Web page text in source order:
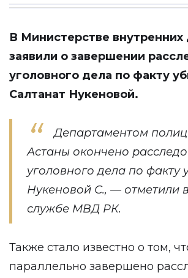
В Министерстве
заявили о завершении
уголовного дела по факту
Салтанат Нукеновой.
Департаментом
Астаны окончено
уголовного дела по факту
Нукеновой С., — отметили
службе МВД РК.
Также стало известно о том,
параллельно завершено